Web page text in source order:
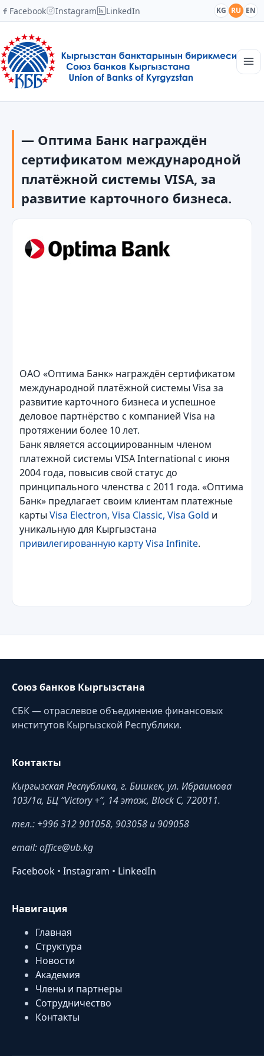
Facebook Instagram LinkedIn KG RU EN
Новости
Академия
Члены и партнеры
Сотрудничество
Контакты
— Оптима Банк награждён
сертификатом международной
платёжной системы VISA, за
развитие карточного бизнеса.
ОАО «Оптима Банк» награждён сертификатом
международной платёжной системы Visa за
развитие карточного бизнеса и успешное
деловое партнёрство с компанией Visa на
протяжении более 10 лет.
Банк является ассоциированным членом
платежной системы VISA International с июня
2004 года, повысив свой статус до
принципального членства с 2011 года. «Оптима
Банк» предлагает своим клиентам платежные
карты Visa Electron, Visa Classic, Visa Gold и
уникальную для Кыргызстана
привилегированную карту Visa Infinite.
Союз банков Кыргызстана
СБК — отраслевое объединение финансовых
институтов Кыргызской Республики.
Контакты
Кыргызская Республика, г. Бишкек, ул. Ибраимова
103/1a, БЦ “Victory +”, 14 этаж, Block C, 720011.
тел.: +996 312 901058, 903058 и 909058
email: office@ub.kg
Facebook • Instagram • LinkedIn
Навигация
Главная
Структура
Новости
Академия
Члены и партнеры
Сотрудничество
Контакты